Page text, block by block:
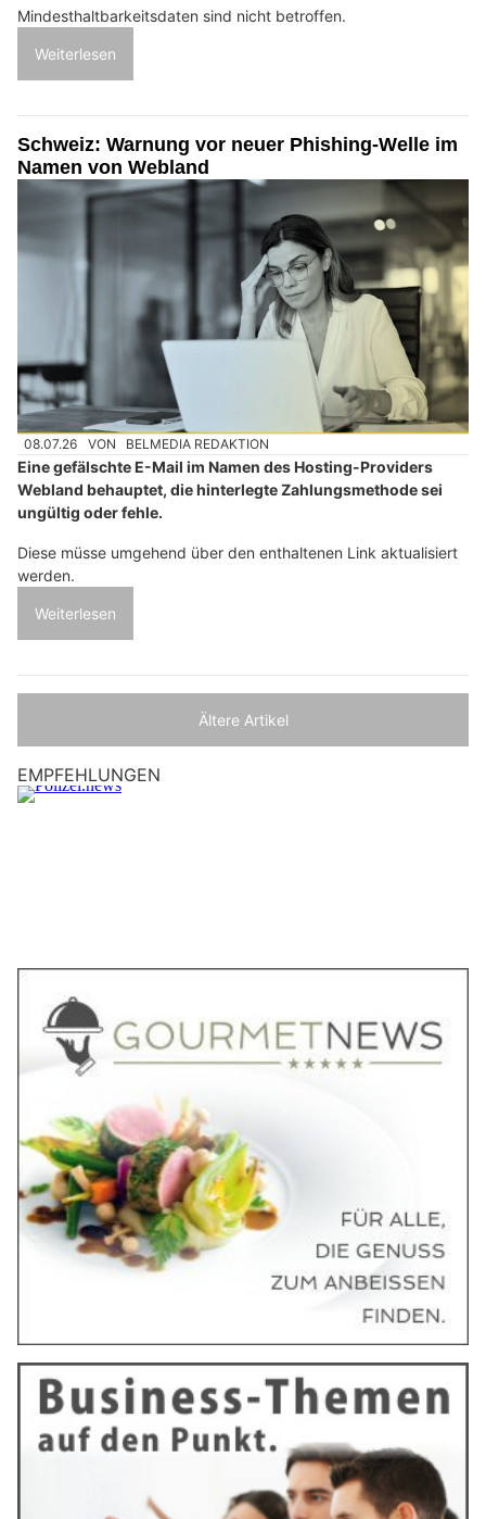
Mindesthaltbarkeitsdaten sind nicht betroffen.
Weiterlesen
Schweiz: Warnung vor neuer Phishing-Welle im
Namen von Webland
08.07.26 VON BELMEDIA REDAKTION
Eine gefälschte E-Mail im Namen des Hosting-Providers
Webland behauptet, die hinterlegte Zahlungsmethode sei
ungültig oder fehle.
Diese müsse umgehend über den enthaltenen Link aktualisiert
werden.
Weiterlesen
Ältere Artikel
EMPFEHLUNGEN